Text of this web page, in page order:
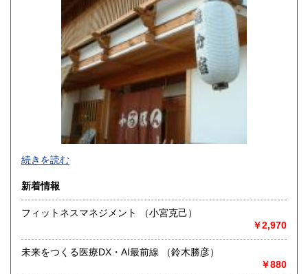
330円
追分コロニーは「豊かな暮らし」をテーマにした「村の古本
屋」です。人が精神的に豊かな生活を送るための 様々な遊び
的「衣・食・住、アート、音楽、旅、 趣味、健康、文芸、経
済、社会、哲学、政治」 等の幅広いテーマを扱います。
続きを読む
新着情報
フィットネスマネジメント （小宮克己）
￥2,970
未来をつくる医療DX・AI最前線 （鈴木勝彦）
￥880